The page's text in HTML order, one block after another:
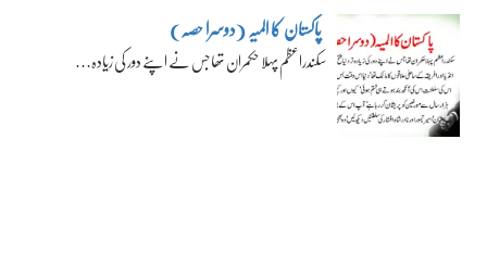
پاکستان کا المیہ (دوسرا حصہ)
سکندراعظم پہلا حکمران تھا جس نے اپنے دور کی زیادہ…